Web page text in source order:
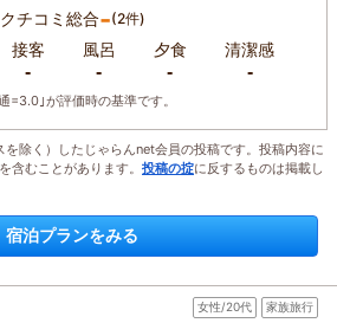
クチコミ総合-(2件)
接客
-
風呂
-
夕食
-
清潔感
-
=3.0｣が評価時の基準です。
除く）したじゃらんnet会員の投稿です。投稿内容に
含むことがあります。 投稿の掟に反するものは掲載し
宿泊プランをみる
女性/20代 家族旅行